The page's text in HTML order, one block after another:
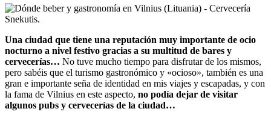
Una ciudad que tiene una reputación muy importante de ocio
nocturno a nivel festivo gracias a su multitud de bares y
cervecerías… No tuve mucho tiempo para disfrutar de los mismos,
pero sabéis que el turismo gastronómico y «ocioso», también es una
gran e importante seña de identidad en mis viajes y escapadas, y con
la fama de Vilnius en este aspecto, no podía dejar de visitar
algunos pubs y cervecerías de la ciudad…